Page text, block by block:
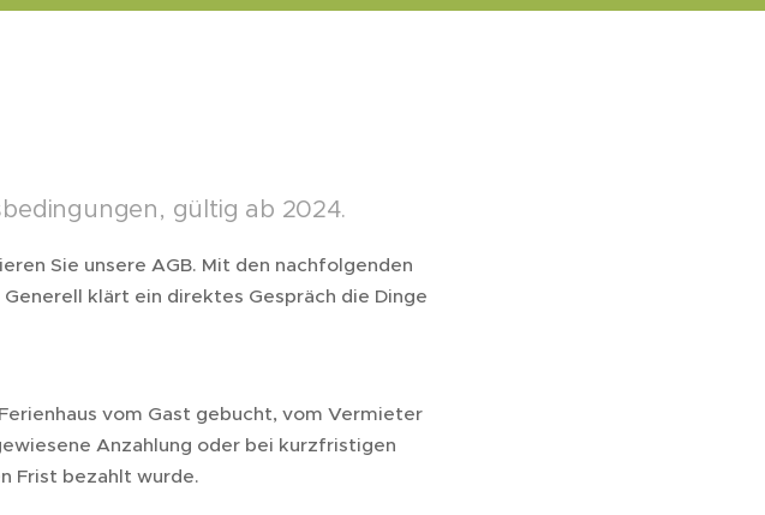
gültig ab 2024.
Sie unsere AGB. Mit den nachfolgenden
klärt ein direktes Gespräch die Dinge
vom Gast gebucht, vom Vermieter
Anzahlung oder bei kurzfristigen
Frist bezahlt wurde.